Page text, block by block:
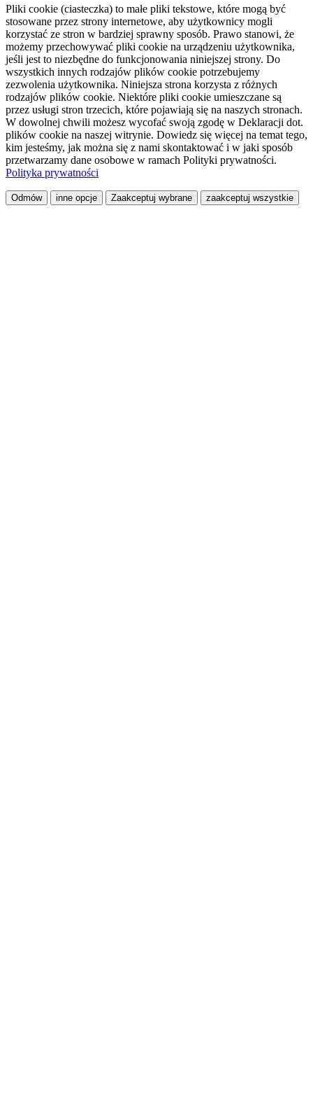
Pliki cookie (ciasteczka) to małe pliki tekstowe, które mogą być
stosowane przez strony internetowe, aby użytkownicy mogli
korzystać ze stron w bardziej sprawny sposób. Prawo stanowi, że
możemy przechowywać pliki cookie na urządzeniu użytkownika,
jeśli jest to niezbędne do funkcjonowania niniejszej strony. Do
wszystkich innych rodzajów plików cookie potrzebujemy
zezwolenia użytkownika. Niniejsza strona korzysta z różnych
rodzajów plików cookie. Niektóre pliki cookie umieszczane są
przez usługi stron trzecich, które pojawiają się na naszych stronach.
W dowolnej chwili możesz wycofać swoją zgodę w Deklaracji dot.
plików cookie na naszej witrynie. Dowiedz się więcej na temat tego,
kim jesteśmy, jak można się z nami skontaktować i w jaki sposób
przetwarzamy dane osobowe w ramach Polityki prywatności.
Polityka prywatności
Odmów inne opcje Zaakceptuj wybrane zaakceptuj wszystkie